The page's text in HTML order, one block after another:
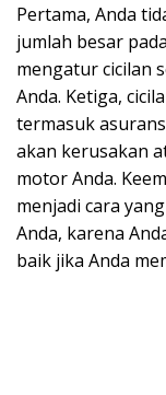
Pertama, Anda
jumlah besar
mengatur cicilan
Anda. Ketiga,
termasuk
akan kerusakan
motor Anda.
menjadi cara
Anda, karena
baik jika Anda